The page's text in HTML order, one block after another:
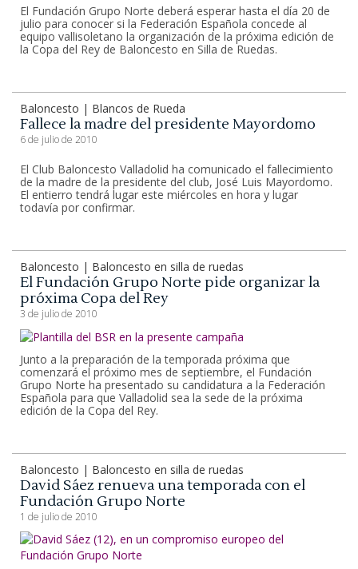
El Fundación Grupo Norte deberá esperar hasta el día 20 de
julio para conocer si la Federación Española concede al
equipo vallisoletano la organización de la próxima edición de
la Copa del Rey de Baloncesto en Silla de Ruedas.
Baloncesto | Blancos de Rueda
Fallece la madre del presidente Mayordomo
6 de julio de 2010
El Club Baloncesto Valladolid ha comunicado el fallecimiento
de la madre de la presidente del club, José Luis Mayordomo.
El entierro tendrá lugar este miércoles en hora y lugar
todavía por confirmar.
Baloncesto | Baloncesto en silla de ruedas
El Fundación Grupo Norte pide organizar la
próxima Copa del Rey
3 de julio de 2010
Junto a la preparación de la temporada próxima que
comenzará el próximo mes de septiembre, el Fundación
Grupo Norte ha presentado su candidatura a la Federación
Española para que Valladolid sea la sede de la próxima
edición de la Copa del Rey.
Baloncesto | Baloncesto en silla de ruedas
David Sáez renueva una temporada con el
Fundación Grupo Norte
1 de julio de 2010